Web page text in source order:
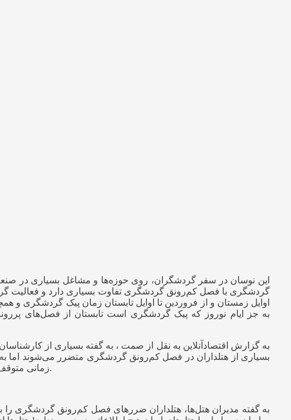
اوایل زمستان و از فروردین تا اوایل تابستان زمان پیک گردشگری
به جز ایام نوروز که پیک گردشگری است تابستان از فصل‌های
بسیاری از هتلداران در فصل کم‌رونق گردشگری متضرر می‌شوند اما به
زمانی متوقف کنند. ارائه تخفیفات و بهبود خدمات‌رسانی از راهکارهایی است که می‌توانند هتلداران در فصل‌های کم‌رونق گردشگری در نظر بگیرند.
به گفته مدیران هتل‌ها، هتلداران ضررهای فصل کم‌رونق گردشگری